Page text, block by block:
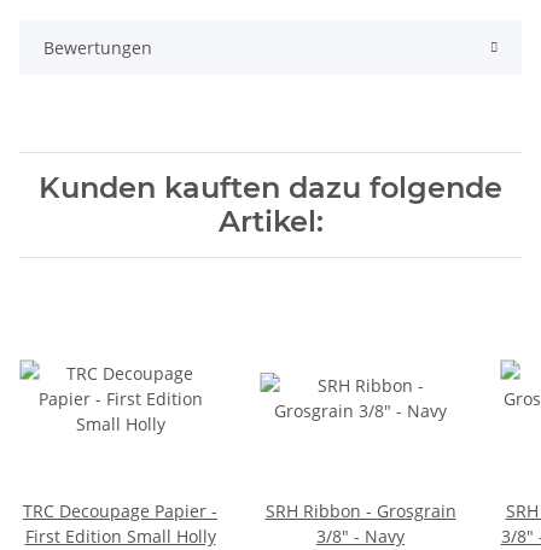
Bewertungen
Kunden kauften dazu folgende
Artikel:
TRC Decoupage Papier -
First Edition Small Holly
SRH Ribbon - Grosgrain
3/8" - Navy
3/8"